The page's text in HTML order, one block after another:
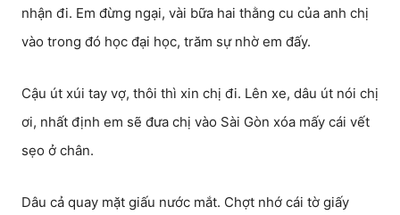
nhận đi. Em đừng ngại, vài bữa hai thằng cu của anh chị
vào trong đó học đại học, trăm sự nhờ em đấy.
Cậu út xúi tay vợ, thôi thì xin chị đi. Lên xe, dâu út nói chị
ơi, nhất định em sẽ đưa chị vào Sài Gòn xóa mấy cái vết
sẹo ở chân.
Dâu cả quay mặt giấu nước mắt. Chợt nhớ cái tờ giấy